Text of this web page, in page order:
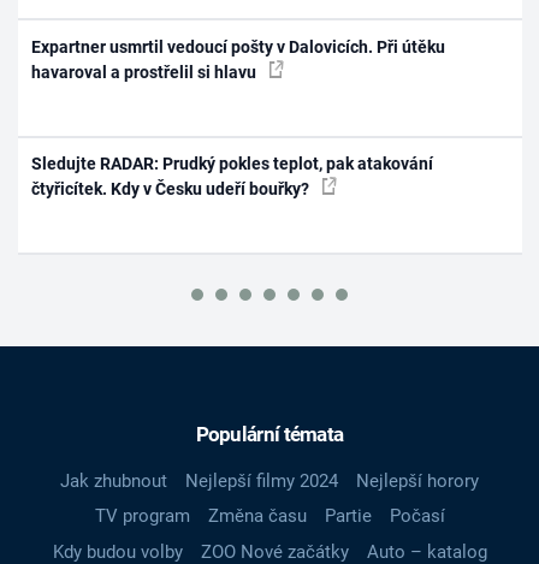
Expartner usmrtil vedoucí pošty v Dalovicích. Při útěku
havaroval a prostřelil si hlavu
Sledujte RADAR: Prudký pokles teplot, pak atakování
čtyřicítek. Kdy v Česku udeří bouřky?
Populární témata
Jak zhubnout Nejlepší filmy 2024
Nejlepší horory
TV program
Změna času Partie
Počasí
Kdy budou volby
ZOO Nové začátky
Auto – katalog